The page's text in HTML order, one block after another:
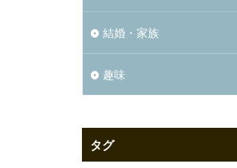
結婚・家族
趣味
タグ